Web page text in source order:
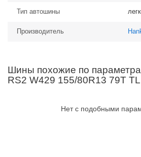
Тип автошины
Производитель
Шины похожие по
RS2 W429 155/80R13 79T TL
Нет с подобными